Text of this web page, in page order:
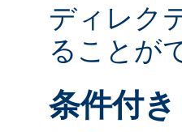
ディレク
ることが
条件付